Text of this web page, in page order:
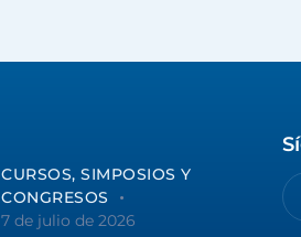
CURSOS, SIMPOSIOS Y
CONGRESOS
7 de julio de 2026